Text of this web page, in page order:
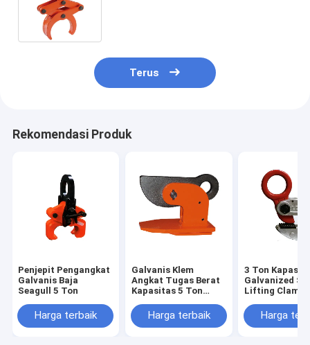
Terus
Rekomendasi Produk
Penjepit Pengangkat
Galvanis Baja
Seagull 5 Ton
Harga terbaik
Galvanis Klem
Angkat Tugas Berat
Kapasitas 5 Ton
Pelat Baja
Harga terbaik
3 Ton
Galvanized
Lifting Clamp
Harga